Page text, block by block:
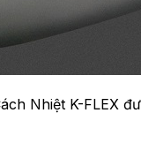
Nhiệt K-FLEX